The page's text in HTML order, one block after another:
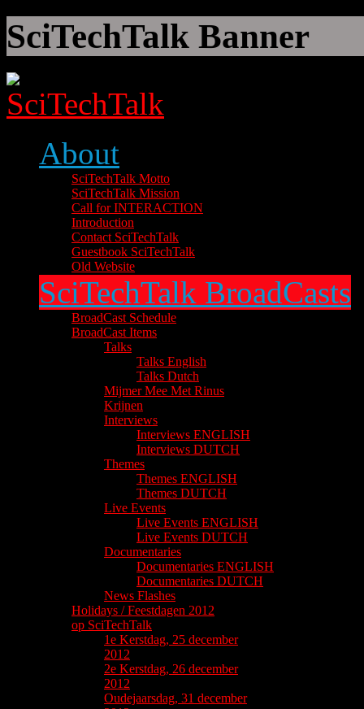
SciTechTalk Banner
About
SciTechTalk Motto
SciTechTalk Mission
Call for INTERACTION
Introduction
Contact SciTechTalk
Guestbook SciTechTalk
Old Website
SciTechTalk BroadCasts
BroadCast Schedule
BroadCast Items
Talks
Talks English
Talks Dutch
Mijmer Mee Met Rinus
Krijnen
Interviews
Interviews ENGLISH
Interviews DUTCH
Themes
Themes ENGLISH
Themes DUTCH
Live Events
Live Events ENGLISH
Live Events DUTCH
Documentaries
Documentaries ENGLISH
Documentaries DUTCH
News Flashes
Holidays / Feestdagen 2012
op SciTechTalk
1e Kerstdag, 25 december
2012
2e Kerstdag, 26 december
2012
Oudejaarsdag, 31 december